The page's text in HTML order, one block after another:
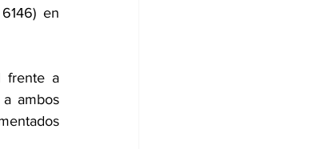
en
frente a
a ambos